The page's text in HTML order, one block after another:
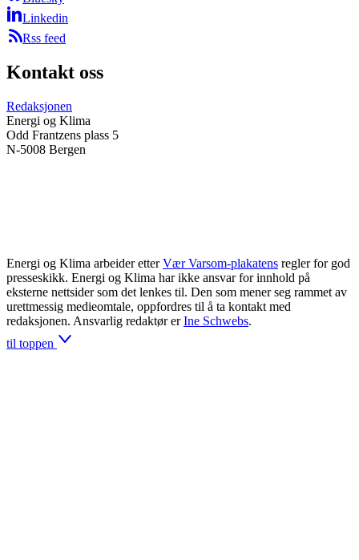
Linkedin
Rss feed
Kontakt oss
Redaksjonen
Energi og Klima
Odd Frantzens plass 5
N-5008 Bergen
Energi og Klima arbeider etter Vær Varsom-plakatens regler for god
presseskikk. Energi og Klima har ikke ansvar for innhold på
eksterne nettsider som det lenkes til. Den som mener seg rammet av
urettmessig medieomtale, oppfordres til å ta kontakt med
redaksjonen. Ansvarlig redaktør er Ine Schwebs.
til toppen